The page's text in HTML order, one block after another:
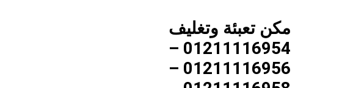
مكن تعبئة وتغليف
01211116954 –
01211116956 –